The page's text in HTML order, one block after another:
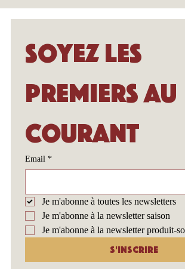
Soyez les
premiers au
courant
Email *
Je m'abonne à toutes les newsletters
Je m'abonne à la newsletter saison
Je m'abonne à la newsletter produit-
S'inscrire